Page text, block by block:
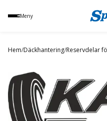
Meny
namn,
eller
varumärke
Hem/Däckhantering/Reservdelar